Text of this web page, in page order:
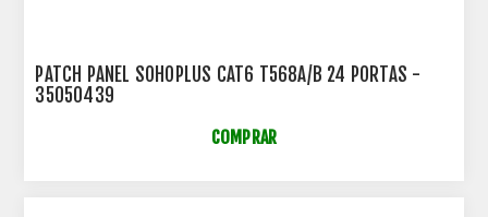
PATCH PANEL SOHOPLUS CAT6 T568A/B 24 PORTAS -
35050439
COMPRAR